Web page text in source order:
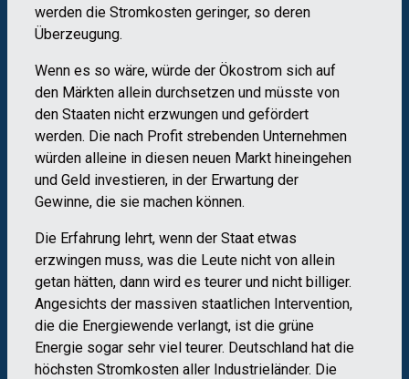
werden die Stromkosten geringer, so deren
Überzeugung.
Wenn es so wäre, würde der Ökostrom sich auf
den Märkten allein durchsetzen und müsste von
den Staaten nicht erzwungen und gefördert
werden. Die nach Profit strebenden Unternehmen
würden alleine in diesen neuen Markt hineingehen
und Geld investieren, in der Erwartung der
Gewinne, die sie machen können.
Die Erfahrung lehrt, wenn der Staat etwas
erzwingen muss, was die Leute nicht von allein
getan hätten, dann wird es teurer und nicht billiger.
Angesichts der massiven staatlichen Intervention,
die die Energiewende verlangt, ist die grüne
Energie sogar sehr viel teurer. Deutschland hat die
höchsten Stromkosten aller Industrieländer. Die